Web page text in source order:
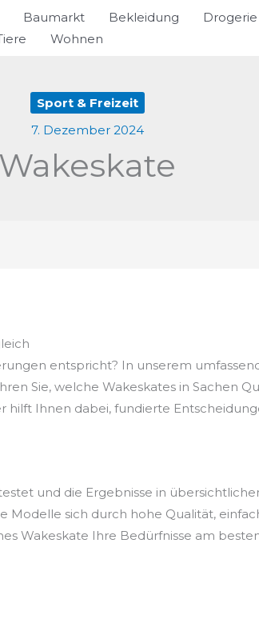
Baumarkt Bekleidung Drogerie
Wohnen
Sport & Freizeit
7. Dezember 2024
Wakeskate
entspricht? In unserem
Sie, welche Wakeskates in Sachen
hilft Ihnen dabei, fundierte
und die Ergebnisse in
Modelle sich durch hohe Qualität,
Wakeskate Ihre Bedürfnisse am